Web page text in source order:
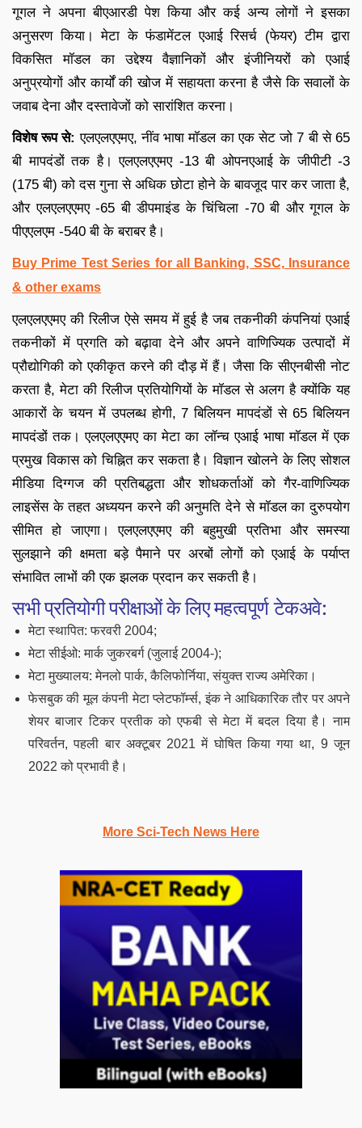
गूगल ने अपना बीएआरडी पेश किया और कई अन्य लोगों ने इसका
अनुसरण किया। मेटा के फंडामेंटल एआई रिसर्च (फेयर) टीम द्वारा
विकसित मॉडल का उद्देश्य वैज्ञानिकों और इंजीनियरों को एआई
अनुप्रयोगों और कार्यों की खोज में सहायता करना है जैसे कि सवालों के
जवाब देना और दस्तावेजों को सारांशित करना।
विशेष रूप से: एलएलएएमए, नींव भाषा मॉडल का एक सेट जो 7 बी से 65
बी मापदंडों तक है। एलएलएएमए -13 बी ओपनएआई के जीपीटी -3
(175 बी) को दस गुना से अधिक छोटा होने के बावजूद पार कर जाता है,
और एलएलएएमए -65 बी डीपमाइंड के चिंचिला -70 बी और गूगल के
पीएएलएम -540 बी के बराबर है।
Buy Prime Test Series for all Banking, SSC, Insurance
& other exams
एलएलएएमए की रिलीज ऐसे समय में हुई है जब तकनीकी कंपनियां एआई
तकनीकों में प्रगति को बढ़ावा देने और अपने वाणिज्यिक उत्पादों में
प्रौद्योगिकी को एकीकृत करने की दौड़ में हैं। जैसा कि सीएनबीसी नोट
करता है, मेटा की रिलीज प्रतियोगियों के मॉडल से अलग है क्योंकि यह
आकारों के चयन में उपलब्ध होगी, 7 बिलियन मापदंडों से 65 बिलियन
मापदंडों तक। एलएलएएमए का मेटा का लॉन्च एआई भाषा मॉडल में एक
प्रमुख विकास को चिह्नित कर सकता है। विज्ञान खोलने के लिए सोशल
मीडिया दिग्गज की प्रतिबद्धता और शोधकर्ताओं को गैर-वाणिज्यिक
लाइसेंस के तहत अध्ययन करने की अनुमति देने से मॉडल का दुरुपयोग
सीमित हो जाएगा। एलएलएएमए की बहुमुखी प्रतिभा और समस्या
सुलझाने की क्षमता बड़े पैमाने पर अरबों लोगों को एआई के पर्याप्त
संभावित लाभों की एक झलक प्रदान कर सकती है।
सभी प्रतियोगी परीक्षाओं के लिए महत्वपूर्ण टेकअवे:
मेटा स्थापित: फरवरी 2004;
मेटा सीईओ: मार्क जुकरबर्ग (जुलाई 2004-);
मेटा मुख्यालय: मेनलो पार्क, कैलिफोर्निया, संयुक्त राज्य अमेरिका।
फेसबुक की मूल कंपनी मेटा प्लेटफॉर्म्स, इंक ने आधिकारिक तौर पर अपने
शेयर बाजार टिकर प्रतीक को एफबी से मेटा में बदल दिया है। नाम
परिवर्तन, पहली बार अक्टूबर 2021 में घोषित किया गया था, 9 जून
2022 को प्रभावी है।
More Sci-Tech News Here